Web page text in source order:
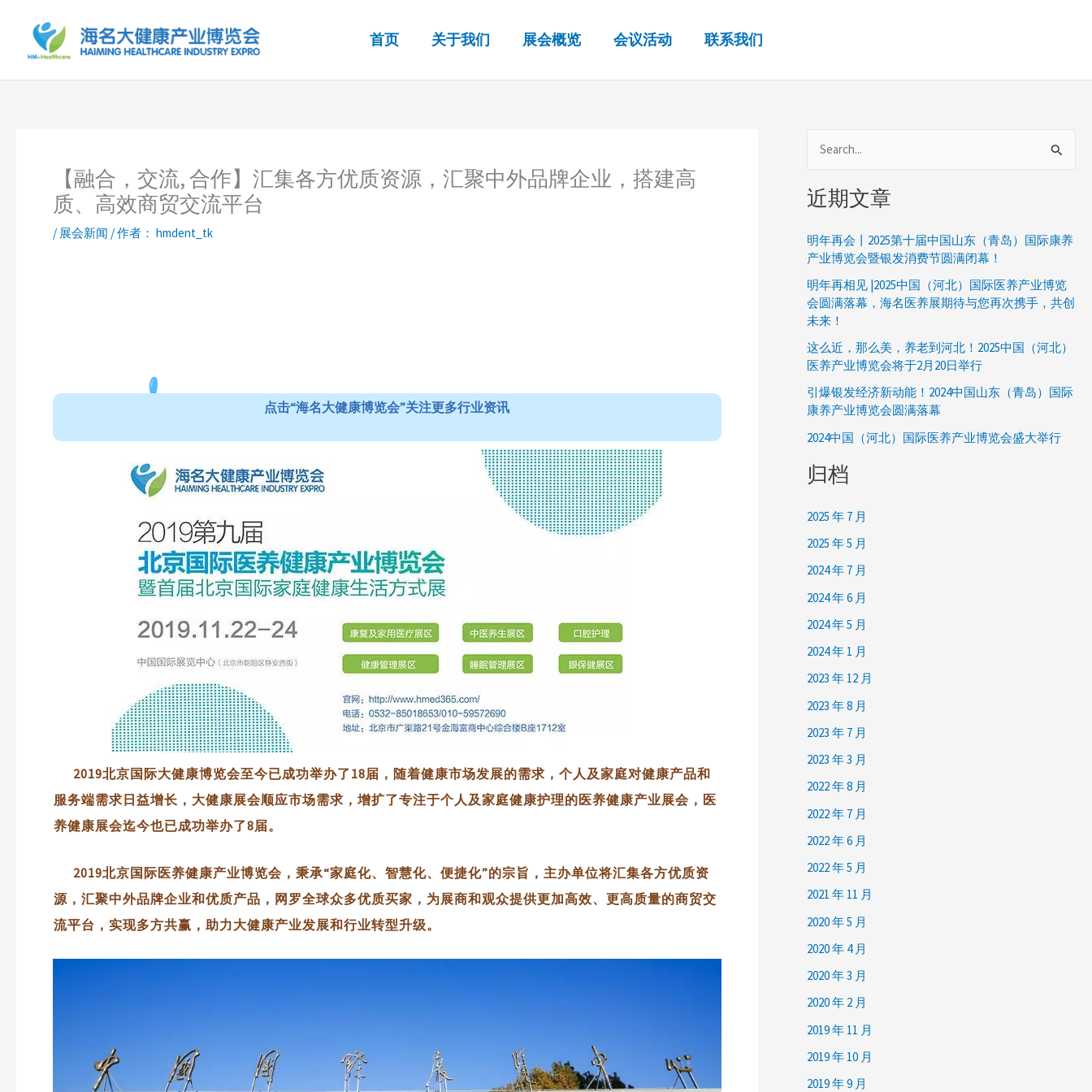
首页 关于我们 展会概览 会议活动 联系我们
【融合，交流, 合作】汇集各方优质资源，汇聚中外品牌企业，搭建高
质、高效商贸交流平台
/ 展会新闻 / 作者： hmdent_tk
点击“海名大健康博览会”关注更多行业资讯
2019北京国际大健康博览会至今已成功举办了18届，随着健康市场发展的需求，个人及家庭对健康产品和
服务端需求日益增长，大健康展会顺应市场需求，增扩了专注于个人及家庭健康护理的医养健康产业展会，医
养健康展会迄今也已成功举办了8届。
2019北京国际医养健康产业博览会，秉承“家庭化、智慧化、便捷化”的宗旨，主办单位将汇集各方优质资
源，汇聚中外品牌企业和优质产品，网罗全球众多优质买家，为展商和观众提供更加高效、更高质量的商贸交
流平台，实现多方共赢，助力大健康产业发展和行业转型升级。
：
近期文章
明年再会丨2025第十届中国山东（青岛）国际康养
产业博览会暨银发消费节圆满闭幕！
明年再相见 |2025中国（河北）国际医养产业博览
会圆满落幕，海名医养展期待与您再次携手，共创
未来！
这么近，那么美，养老到河北！2025中国（河北）
医养产业博览会将于2月20日举行
引爆银发经济新动能！2024中国山东（青岛）国际
康养产业博览会圆满落幕
2024中国（河北）国际医养产业博览会盛大举行
归档
2025 年 7 月
2025 年 5 月
2024 年 7 月
2024 年 6 月
2024 年 5 月
2024 年 1 月
2023 年 12 月
2023 年 8 月
2023 年 7 月
2023 年 3 月
2022 年 8 月
2022 年 7 月
2022 年 6 月
2022 年 5 月
2021 年 11 月
2020 年 5 月
2020 年 4 月
2020 年 3 月
2020 年 2 月
2019 年 11 月
2019 年 10 月
2019 年 9 月